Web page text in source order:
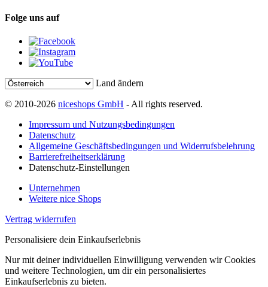
Folge uns auf
Land ändern
© 2010-2026 niceshops GmbH - All rights reserved.
Impressum und Nutzungsbedingungen
Datenschutz
Allgemeine Geschäftsbedingungen und Widerrufsbelehrung
Barrierefreiheitserklärung
Datenschutz-Einstellungen
Unternehmen
Weitere nice Shops
Vertrag widerrufen
Personalisiere dein Einkaufserlebnis
Nur mit deiner individuellen Einwilligung verwenden wir Cookies
und weitere Technologien, um dir ein personalisiertes
Einkaufserlebnis zu bieten.